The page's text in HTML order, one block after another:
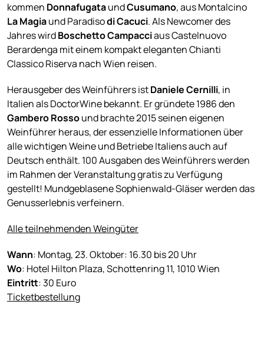
kommen DonnafugataundCusumano, aus Montalcino
La Magiaund Paradisodi Cacuci. Als Newcomer des
Jahres wirdBoschetto Campacciaus Castelnuovo
Berardenga mit einem kompakt eleganten Chianti
Classico Riserva nach Wien reisen.
Herausgeber des Weinführers istDaniele Cernilli, in
Italien als DoctorWine bekannt. Er gründete 1986 den
Gambero Rossound brachte 2015 seinen eigenen
Weinführer heraus, der essenzielle Informationen über
alle wichtigen Weine und Betriebe Italiens auch auf
Deutsch enthält. 100 Ausgaben des Weinführers werden
im Rahmen der Veranstaltung gratis zu Verfügung
gestellt! Mundgeblasene Sophienwald-Gläser werden das
Genusserlebnis verfeinern.
Alle teilnehmenden Weingüter
Wann: Montag, 23. Oktober: 16.30 bis 20 Uhr
Wo: Hotel Hilton Plaza, Schottenring 11, 1010 Wien
Eintritt: 30 Euro
Ticketbestellung